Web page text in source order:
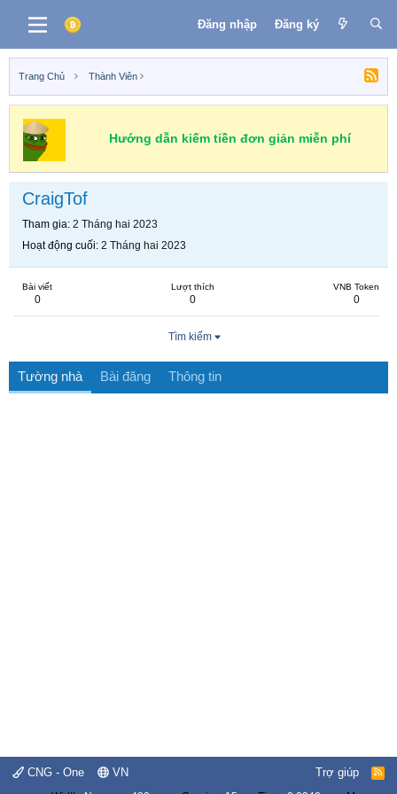
Đăng nhập Đăng ký
Trang Chủ Thành Viên
Hướng dẫn kiếm tiền đơn giản miễn phí
CraigTof
Tham gia 2 Tháng hai 2023
Hoạt động cuối 2 Tháng hai 2023
Bài viết
0
Lượt thích
0
VNB Token
0
Tìm kiếm
Tường nhà Bài đăng Thông tin
CNG - One VN Trợ giúp
R